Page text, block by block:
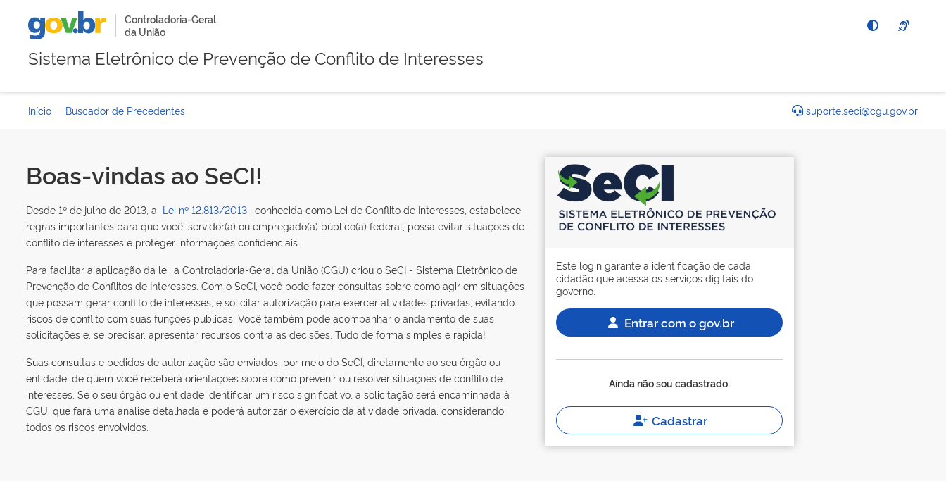
Controladoria-Geral
da União
Sistema Eletrônico de Prevenção de Conflito de Interesses
Início Buscador de Precedentes suporte.seci@cgu.gov.br
Boas-vindas ao SeCI!
Desde 1º de julho de 2013, a Lei nº 12.813/2013 , conhecida como Lei de Conflito de Interesses, estabelece
regras importantes para que você, servidor(a) ou empregado(a) público(a) federal, possa evitar situações de
conflito de interesses e proteger informações confidenciais.
Para facilitar a aplicação da lei, a Controladoria-Geral da União (CGU) criou o SeCI - Sistema Eletrônico de
Prevenção de Conflitos de Interesses. Com o SeCI, você pode fazer consultas sobre como agir em situações
que possam gerar conflito de interesses, e solicitar autorização para exercer atividades privadas, evitando
riscos de conflito com suas funções públicas. Você também pode acompanhar o andamento de suas
solicitações e, se precisar, apresentar recursos contra as decisões. Tudo de forma simples e rápida!
Suas consultas e pedidos de autorização são enviados, por meio do SeCI, diretamente ao seu órgão ou
entidade, de quem você receberá orientações sobre como prevenir ou resolver situações de conflito de
interesses. Se o seu órgão ou entidade identificar um risco significativo, a solicitação será encaminhada à
CGU, que fará uma análise detalhada e poderá autorizar o exercício da atividade privada, considerando
todos os riscos envolvidos.
Este login garante a identificação de cada
cidadão que acessa os serviços digitais do
governo.
Entrar com o gov.br
Ainda não sou cadastrado.
Cadastrar